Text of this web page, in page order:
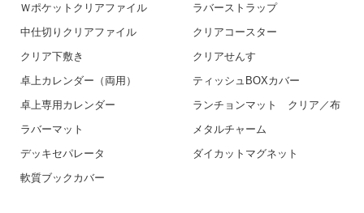
Ｗポケットクリアファイル
中仕切りクリアファイル
クリア下敷き
卓上カレンダー（両用）
卓上専用カレンダー
ラバーマット
デッキセパレータ
軟質ブックカバー
ラバーストラップ
クリアコースター
クリアせんす
ティッシュBOXカバー
ランチョンマット クリア／布
メタルチャーム
ダイカットマグネット